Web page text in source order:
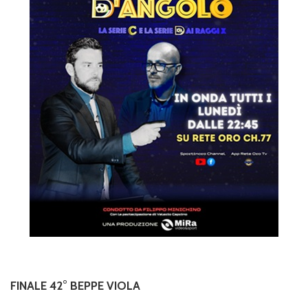
FINALE 42° BEPPE VIOLA